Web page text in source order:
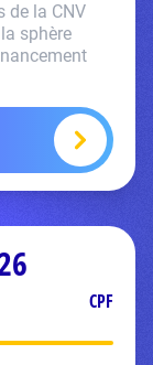
de la CNV
sphère
CPF